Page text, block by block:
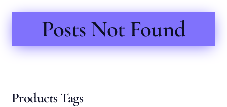
Posts Not Found
Products Tags